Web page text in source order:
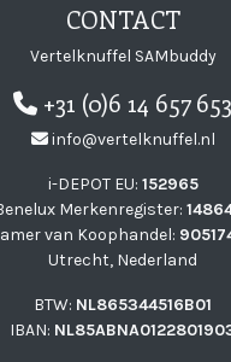
on
CONTACT
Vertelknuffel SAMbuddy
+31 (0)6 14 657 653
info@vertelknuffel.nl
i-DEPOT EU: 152965
Merkenregister:
van Koophandel:
Utrecht, Nederland
BTW: NL865344516B01
IBAN: